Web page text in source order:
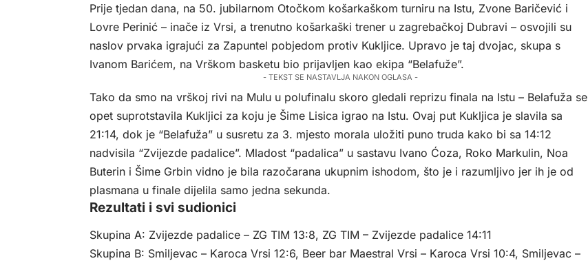
Prije tjedan dana, na 50. jubilarnom Otočkom košarkaškom turniru na Istu, Zvone Baričević i
Lovre Perinić – inače iz Vrsi, a trenutno košarkaški trener u zagrebačkoj Dubravi – osvojili su
naslov prvaka igrajući za Zapuntel pobjedom protiv Kukljice. Upravo je taj dvojac, skupa s
Ivanom Barićem, na Vrškom basketu bio prijavljen kao ekipa “Belafuže”.
- TEKST SE NASTAVLJA NAKON OGLASA -
Tako da smo na vrškoj rivi na Mulu u polufinalu skoro gledali reprizu finala na Istu – Belafuža se
opet suprotstavila Kukljici za koju je Šime Lisica igrao na Istu. Ovaj put Kukljica je slavila sa
21:14, dok je “Belafuža” u susretu za 3. mjesto morala uložiti puno truda kako bi sa 14:12
nadvisila “Zvijezde padalice”. Mladost “padalica” u sastavu Ivano Ćoza, Roko Markulin, Noa
Buterin i Šime Grbin vidno je bila razočarana ukupnim ishodom, što je i razumljivo jer ih je od
plasmana u finale dijelila samo jedna sekunda.
Rezultati i svi sudionici
Skupina A: Zvijezde padalice – ZG TIM 13:8, ZG TIM – Zvijezde padalice 14:11
Skupina B: Smiljevac – Karoca Vrsi 12:6, Beer bar Maestral Vrsi – Karoca Vrsi 10:4, Smiljevac –